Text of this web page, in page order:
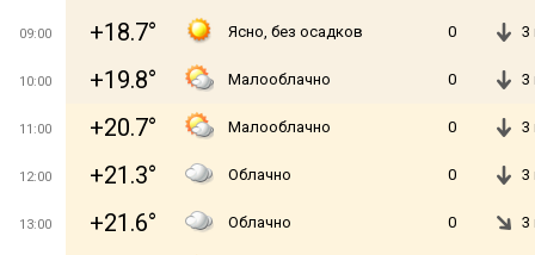
09:00 +18.7° Ясно, без осадков 0 3
10:00 +19.8° Малооблачно 0 3
11:00 +20.7° Малооблачно 0 3
12:00 +21.3° Облачно 0 3
13:00 +21.6° Облачно 0 3